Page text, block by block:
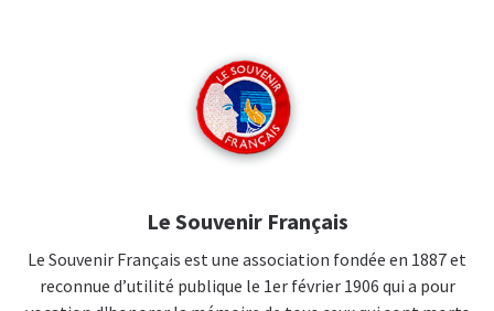
Le Souvenir Français
Le Souvenir Français est une association fondée en 1887 et
reconnue d’utilité publique le 1er février 1906 qui a pour